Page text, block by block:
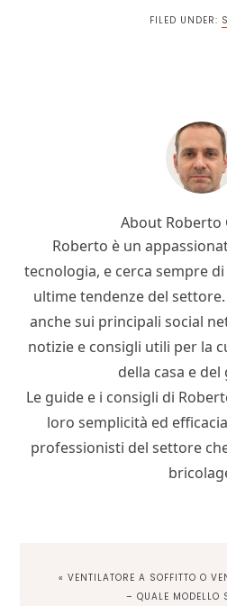
FILED UNDER:
About Roberto
Roberto è un
tecnologia, e cerca sempre
ultime tendenze del
anche sui principali social
notizie e consigli utili per la
della casa e
Le guide e i consigli di
loro semplicità ed
professionisti del settore
PREVIOUS
« VENTILATORE A SOFFITTO O
– QUALE MODELLO